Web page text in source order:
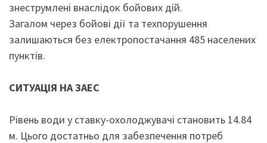
знеструмлені внаслідок бойових дій.
Загалом через бойові дії та техпорушення
залишаються без електропостачання 485 населених
пунктів.
СИТУАЦІЯ НА ЗАЕС
Рівень води у ставку-охолоджувачі становить 14.84
м. Цього достатньо для забезпечення потреб